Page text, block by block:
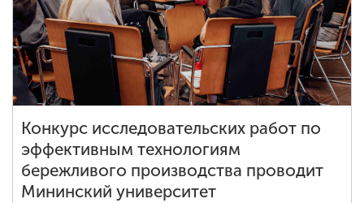
Конкурс исследовательских работ по
эффективным технологиям
бережливого производства проводит
Мининский университет